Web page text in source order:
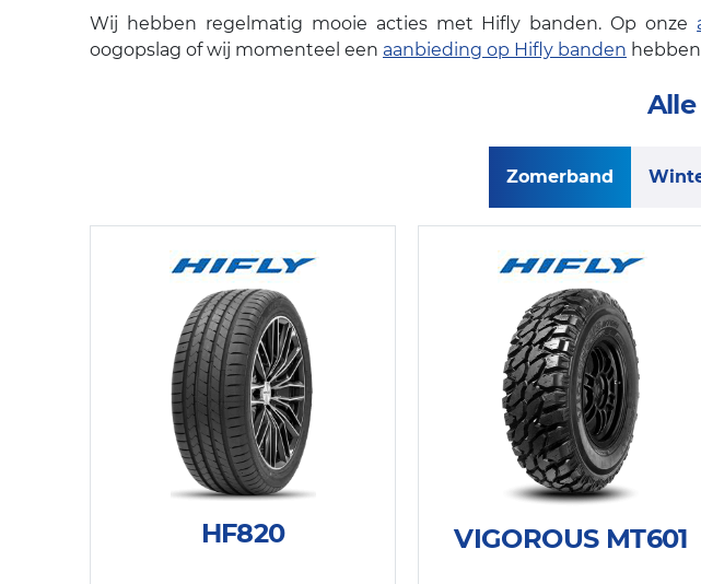
Wij hebben regelmatig mooie acties met Hifly banden. Op onze
oogopslag of wij momenteel een aanbieding op Hifly banden
Zomerband
HF820 VIGOROUS MT601